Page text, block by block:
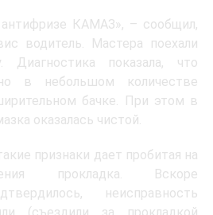
КАМАЗ», – сообщил,
водитель. Мастера поехали
Диагностика показала, что
в небольшом количестве
бачке. При этом в
оказалась чистой.
признаки дает пробитая на
прокладка. Вскоре
неисправность